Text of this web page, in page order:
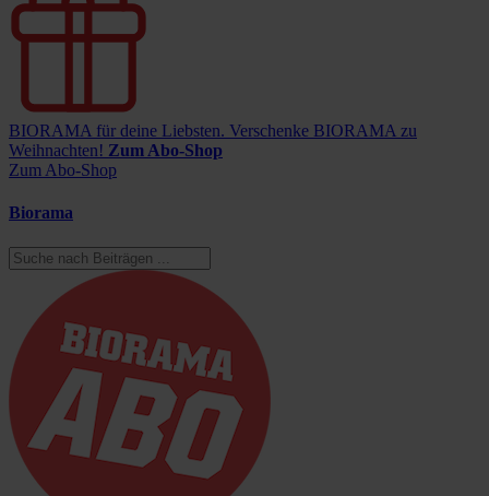
BIORAMA für deine Liebsten. Verschenke BIORAMA zu
Weihnachten! Zum Abo-Shop
Zum Abo-Shop
Biorama